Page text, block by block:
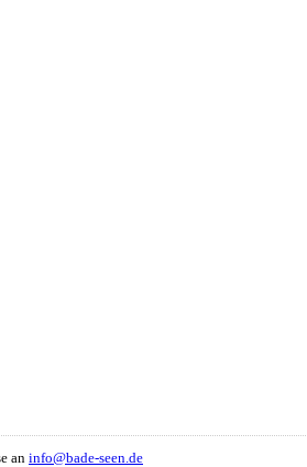
an info@bade-seen.de